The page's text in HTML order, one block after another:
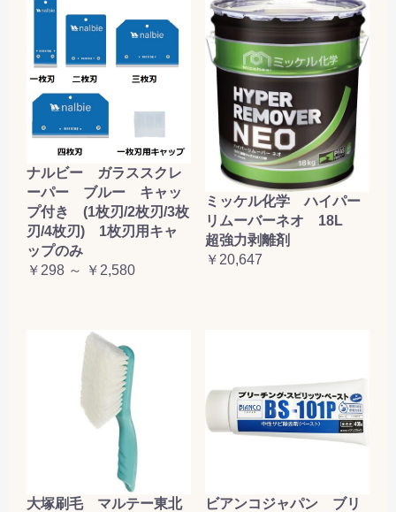
ナルビー ガラススクレ
ーパー ブルー キャッ
プ付き (1枚刃/2枚刃/3枚
刃/4枚刃) 1枚刃用キャ
ップのみ
￥298 ～ ￥2,580
ミッケル化学 ハイパー
リムーバーネオ 18L
超強力剥離剤
￥20,647
大塚刷毛 マルテー東北
ビアンコジャパン ブリ